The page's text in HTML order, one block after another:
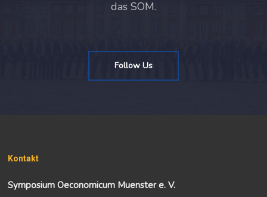
das SOM.
Follow Us
Kontakt
Symposium Oeconomicum Muenster e. V.